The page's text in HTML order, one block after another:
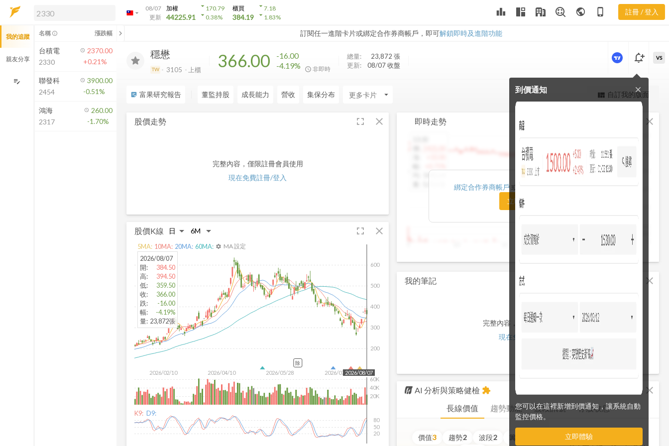
arrow_drop_down
08/07
更新
加權
44225.91
arrow_drop_down170.79
arrow_drop_down0.38%
櫃買
384.19
arrow_drop_down7.18
arrow_drop_down1.83% leaderboard public phone_iphone 註冊 / 登入
訂閱任一進階卡片或綁定合作券商帳戶，即可解鎖即時及進階功能
解鎖即時行情及進階功能
方案」，即可解鎖以下功能：
即時行情
即時市況與排行
成交金額熱力圖
前往方案訂閱
如何綁定合作券商
3105
穩懋
TW 3105 上櫃 366.00
-16.00
-4.19%
非即時
總量: 23,872 張
更新:
08/07 收盤
更強大的進階價量圖表
notification_add
到價通知
您可以在這裡新增到價通知，讓系統自動
監控價格。
立即體驗
close
VS
sticky_note_2 富果研究報告 董監持股 成長能力 營收 集保分布 arrow_drop_down view_quilt 自訂我的版面
股價走勢 fullscreen close
完整內容，僅限註冊會員使用
現在免費註冊/登入
股價K線 fullscreen close
2026/02/10 2026/04/10 2026/05/28 2026/07/16
200
300
400
500
600
2026/08/07
20K
40K
60K
2026/08/07
開:
384.50
高:
394.50
低:
359.50
收:
366.00
跌:
-16.00
幅:
-4.19%
量: 23,872張
5MA: 10MA: 20MA: 60MA: settings MA 設定
除
K9: D9:
20
50
80
即時走勢 close
13
1420.00
13:30
綁定合作券商帳戶 或「訂閱任一方案」即可解鎖
立即前往訂閱
我的筆記 close
完整內容，僅限註冊會員使用
現在免費註冊/登入
AI 分析與策略健檢 close
extension
長線價值 趨勢動能 波段訊號 存股收息
價值3 趨勢2 波段2 籌碼 價值3分
我的追蹤
親友分享
edit_note
名稱 info_outline 漲跌幅 chevron_left
台積電
2330
2370.00
+0.21%
聯發科
2454
3900.00
-0.51%
鴻海
2317
260.00
-1.70%